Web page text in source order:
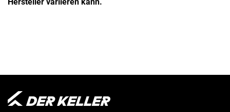
Hersteller variieren kann.